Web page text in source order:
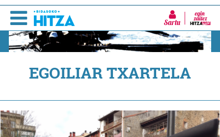
Sartu
EGOILIAR TXARTELA